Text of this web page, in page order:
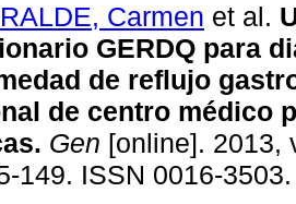
Carmen et al.
GERDQ para
de reflujo
de centro médico
. Gen [online]. 2013,
149. ISSN 0016-3503.